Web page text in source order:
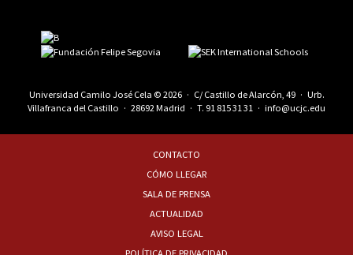
Universidad Camilo José Cela © 2026 · C/ Castillo de Alarcón, 49 · Urb.
Villafranca del Castillo · 28692 Madrid · T. 91 815 31 31 · info@ucjc.edu
CONTACTO
CÓMO LLEGAR
SALA DE PRENSA
ACTUALIDAD
AVISO LEGAL